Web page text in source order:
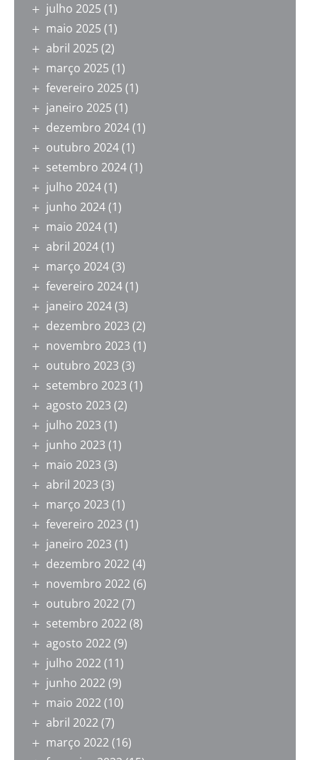
julho 2025 (1)
maio 2025 (1)
abril 2025 (2)
março 2025 (1)
fevereiro 2025 (1)
janeiro 2025 (1)
dezembro 2024(1)
outubro 2024(1)
setembro 2024(1)
julho 2024(1)
junho 2024(1)
maio 2024(1)
abril 2024(1)
março 2024(3)
fevereiro 2024(1)
janeiro 2024(3)
dezembro 2023 (2)
novembro 2023 (1)
outubro 2023 (3)
setembro 2023 (1)
agosto 2023 (2)
julho 2023 (1)
junho 2023 (1)
maio 2023 (3)
abril 2023 (3)
março 2023 (1)
fevereiro 2023 (1)
janeiro 2023 (1)
dezembro 2022(4)
novembro 2022(6)
outubro 2022(7)
setembro 2022(8)
agosto 2022(9)
julho 2022(11)
junho 2022(9)
maio 2022(10)
abril 2022(7)
março 2022(16)